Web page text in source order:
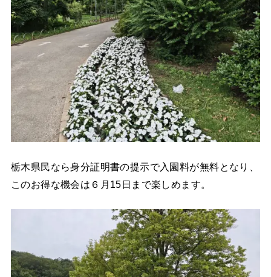
栃木県民なら身分証明書の提示で入園料が無料となり、
このお得な機会は６月15日まで楽しめます。